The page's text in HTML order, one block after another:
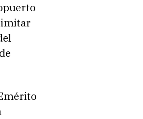
imitar